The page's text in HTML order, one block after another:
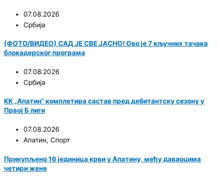
07.08.2026
Србија
(ФОТО/ВИДЕО) САД ЈЕ СВЕ ЈАСНО! Ово је 7 кључних тачака
блокадерског програма
07.08.2026
Србија
KK „Апатин“ комплетира састав пред дебитантску сезону у
Првој Б лиги
07.08.2026
Апатин, Спорт
Прикупљено 16 јединица крви у Апатину, међу даваоцима
четири жене